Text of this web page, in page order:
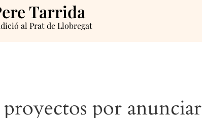
Tarrida
al Prat de Llobregat
por anunciar